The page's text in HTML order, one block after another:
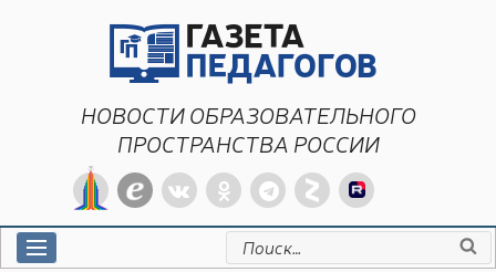
НОВОСТИ ОБРАЗОВАТЕЛЬНОГО
ПРОСТРАНСТВА РОССИИ
Искать: